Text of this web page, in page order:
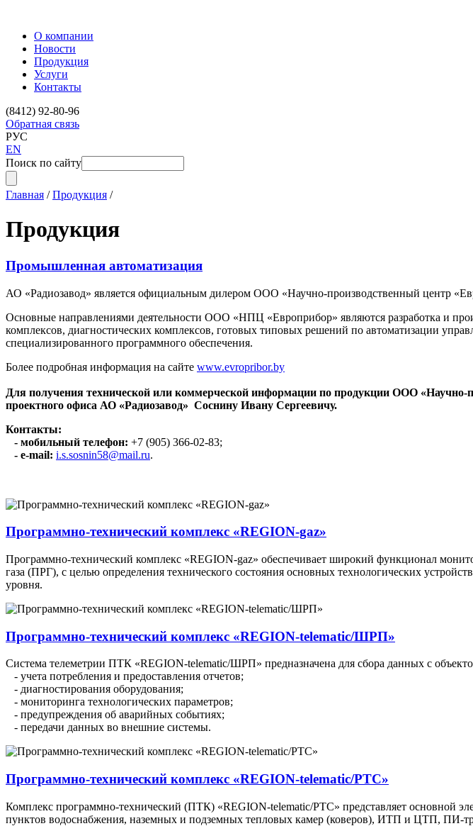
О компании
Новости
Продукция
Услуги
Контакты
(8412) 92-80-96
Обратная связь
РУС
EN
Поиск по сайту
Главная /Продукция /
Продукция
Промышленная автоматизация
АО «Радиозавод» является официальным дилером ООО «Научно-производственный центр
Основные направлениями деятельности ООО «НПЦ «Европрибор» являются разработка и
комплексов, диагностических комплексов, готовых типовых решений по автоматизации
специализированного программного обеспечения.
Более подробная информация на сайте www.evropribor.by
Для получения технической или коммерческой информации по продукции ООО
проектного офиса АО «Радиозавод» Соснину Ивану Сергеевичу.
Контакты:
- мобильный телефон: +7 (905) 366-02-83;
- e-mail: i.s.sosnin58@mail.ru.
Программно-технический комплекс «REGION-gaz»
Программно-технический комплекс «REGION-gaz» обеспечивает широкий функционал
газа (ПРГ), с целью определения технического состояния основных технологических
уровня.
Программно-технический комплекс «REGION-telematic/ШРП»
Система телеметрии ПТК «REGION-telematic/ШРП» предназначена для сбора данных с
- учета потребления и предоставления отчетов;
- диагностирования оборудования;
- мониторинга технологических параметров;
- предупреждения об аварийных событиях;
- передачи данных во внешние системы.
Программно-технический комплекс «REGION-telematic/РТС»
Комплекс программно-технический (ПТК) «REGION-telematic/РТС» представляет основной
пунктов водоснабжения, наземных и подземных тепловых камер (коверов), ИТП и ЦТП, ПИ-